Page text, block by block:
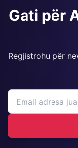
Gati për
Regjistrohu për